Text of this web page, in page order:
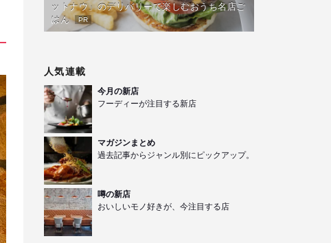
ットナウ」のデリバリーで楽しむおうち名店ご
はん
PR
人気連載
今月の新店
フーディーが注目する新店
マガジンまとめ
過去記事からジャンル別にピックアップ。
噂の新店
おいしいモノ好きが、今注目する店